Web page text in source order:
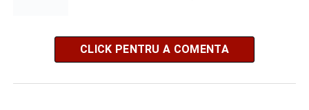
CLICK PENTRU A COMENTA